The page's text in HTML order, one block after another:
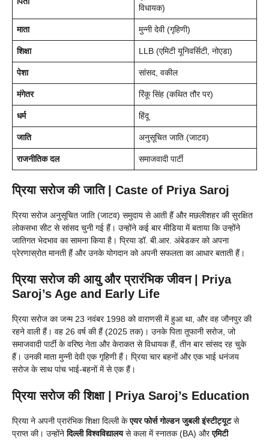
विधायक)
माता मुन्नी देवी (गृहिणी)
शिक्षा LLB (एमिटी यूनिवर्सिटी, नोएडा)
पेशा सांसद, वकील
मंगेतर रिंकू सिंह (कथित तौर पर)
धर्म हिंदू
जाति अनुसूचित जाति (जाटव)
राजनीतिक दल समाजवादी पार्टी
प्रिया सरोज की जाति | Caste of Priya Saroj
प्रिया सरोज अनुसूचित जाति (जाटव) समुदाय से आती हैं और मछलीशहर की सुरक्षित
लोकसभा सीट से सांसद चुनी गई हैं। उन्होंने कई बार मीडिया में बताया कि उन्होंने
जातिगत भेदभाव का सामना किया है। प्रिया डॉ. बी.आर. अंबेडकर को अपना
प्रेरणास्रोत मानती हैं और उनके योगदान को अपनी सफलता का आधार बताती हैं।
प्रिया सरोज की आयु और प्रारंभिक जीवन | Priya
Saroj’s Age and Early Life
प्रिया सरोज का जन्म 23 नवंबर 1998 को वाराणसी में हुआ था, और वह जौनपुर की
रहने वाली हैं। वह 26 वर्ष की हैं (2025 तक)। उनके पिता तूफानी सरोज, जो
समाजवादी पार्टी के वरिष्ठ नेता और केराकत से विधायक हैं, तीन बार सांसद रह चुके
हैं। उनकी माता मुन्नी देवी एक गृहिणी हैं। प्रिया चार बहनों और एक भाई धनंजय
सरोज के साथ पांच भाई-बहनों में से एक हैं।
प्रिया सरोज की शिक्षा | Priya Saroj’s Education
प्रिया ने अपनी प्रारंभिक शिक्षा दिल्ली केएयर फोर्स गोल्डन जुबली इंस्टीट्यूटसे
प्राप्त की। उन्होंनेदिल्ली विश्वविद्यालयसे कला में स्नातक (BA) औरएमिटी